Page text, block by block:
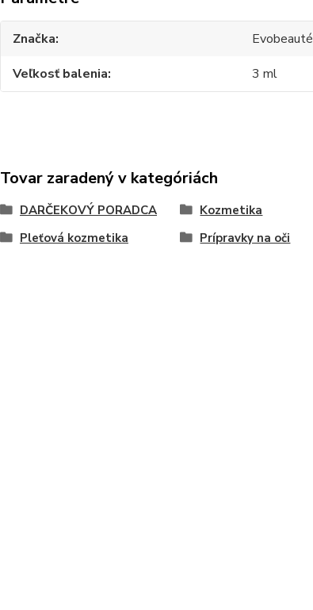
Značka
Evobeauté
Veľkosť balenia
3 ml
Tovar zaradený v kategóriách
DARČEKOVÝ PORADCA Kozmetika
Pleťová kozmetika
Prípravky na oči